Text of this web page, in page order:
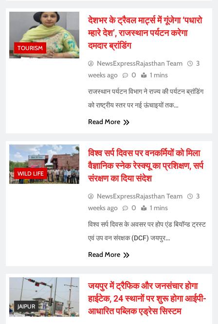
TOURISM
देशभर के ट्रैवल मार्ट्स में गूंजेगा ‘पधारो
म्हारे देश’, राजस्थान पर्यटन करेगा
दमदार ब्रांडिंग
NewsExpressRajasthan Team
3
weeks ago
0 1 mins
राजस्थान पर्यटन विभाग ने राज्य की पर्यटन ब्रांडिंग
को राष्ट्रीय स्तर पर नई ऊंचाइयों तक…
Read More
WILD LIFE
विश्व सर्प दिवस पर वनकर्मियों को मिला
वैज्ञानिक स्नेक रेस्क्यू का प्रशिक्षण, सर्प
संरक्षण का दिया संदेश
NewsExpressRajasthan Team
3
weeks ago
0 1 mins
विश्व सर्प दिवस के अवसर पर होप एंड बियॉन्ड ट्रस्ट
एवं उप वन संरक्षक (DCF) जयपुर…
Read More
JAIPUR
जयपुर में ट्रैफिक और जनसंचार होगा
हाईटेक, 24 स्थानों पर शुरू होगा आईपी-
आधारित पब्लिक एड्रेस सिस्टम